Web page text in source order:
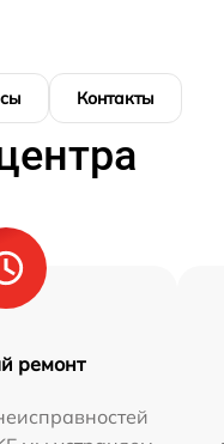
Контакты
ремонт